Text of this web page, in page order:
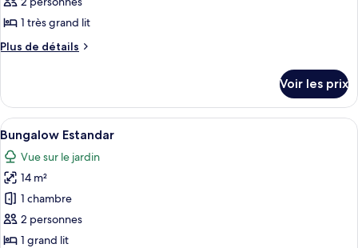
type
chambre :
1 très grand lit
Plus de détails
Plus
le
type
de
chambre
Bungalow
Superior
Voir les prix
Afficher
toutes
les
photos
pour
ce
type
Une chambre à coucher
5
Bungalow Estandar
Vue sur le jardin
14 m²
1 chambre
2 personnes
1 grand lit